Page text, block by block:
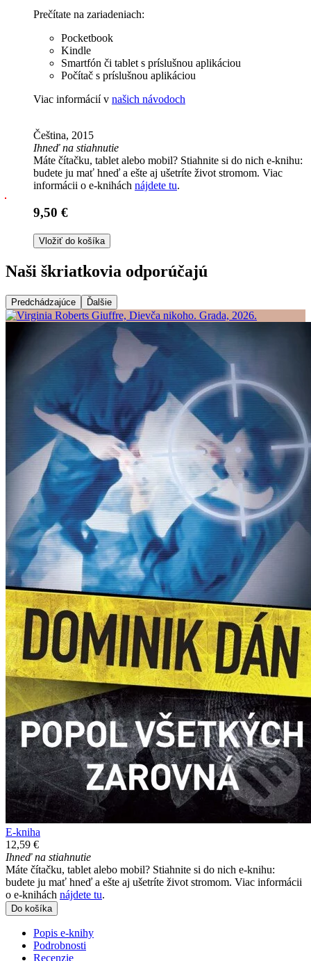
Prečítate na zariadeniach:
Pocketbook
Kindle
Smartfón či tablet s príslušnou aplikáciou
Počítač s príslušnou aplikáciou
Viac informácií v našich návodoch
Čeština, 2015
Ihneď na stiahnutie
Máte čítačku, tablet alebo mobil? Stiahnite si do nich e-knihu:
budete ju mať hneď a ešte aj ušetríte život stromom. Viac
informácii o e-knihách nájdete tu.
9,50 €
Vložiť do košíka
Naši škriatkovia odporúčajú
Predchádzajúce Ďalšie
E-kniha
12,59 €
Ihneď na stiahnutie
Máte čítačku, tablet alebo mobil? Stiahnite si do nich e-knihu:
budete ju mať hneď a ešte aj ušetríte život stromom. Viac informácii
o e-knihách nájdete tu.
Do košíka
Popis e-knihy
Podrobnosti
Recenzie